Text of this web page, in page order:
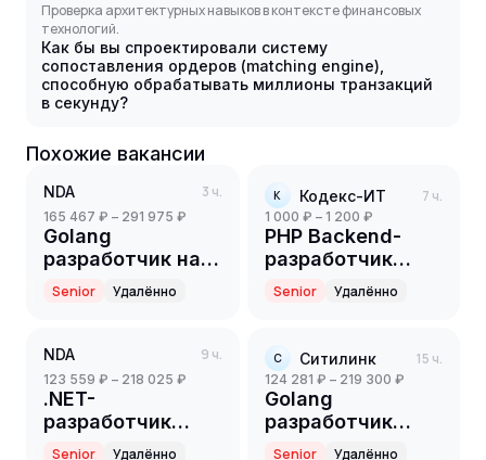
Проверка архитектурных навыков в контексте финансовых
технологий.
Как бы вы спроектировали систему
сопоставления ордеров (matching engine),
способную обрабатывать миллионы транзакций
в секунду?
Похожие вакансии
NDA 3 ч.
165 467 ₽ – 291 975 ₽
Golang
разработчик на
партнерский
проект(ритейл)
Senior Удалённо
К Кодекс-ИТ 7 ч.
1 000 ₽ – 1 200 ₽
PHP Backend-
разработчик
(Part-time)
Senior Удалённо
NDA 9 ч.
123 559 ₽ – 218 025 ₽
.NET-
разработчик
(Senior)
Senior Удалённо
С Ситилинк 15 ч.
124 281 ₽ – 219 300 ₽
Golang
разработчик
(Senior)
Senior Удалённо